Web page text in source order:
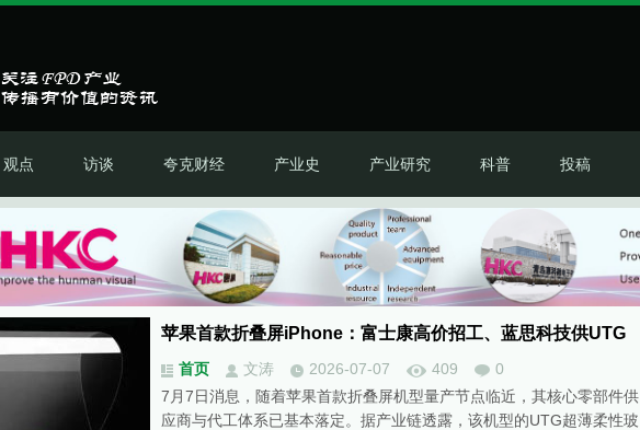
观点 访谈 夸克财经 产业史 产业研究 科普 投稿
苹果首款折叠屏iPhone：富士康高价招工、蓝思科技供UTG
首页 文涛 2026-07-07 409
0
7月7日消息，随着苹果首款折叠屏机型量产节点临近，其核心零部件供
应商与代工体系已基本落定。据产业链透露，该机型的UTG超薄柔性玻